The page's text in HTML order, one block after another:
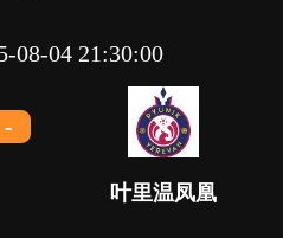
08-04 21:30:00
-
叶里温凤凰